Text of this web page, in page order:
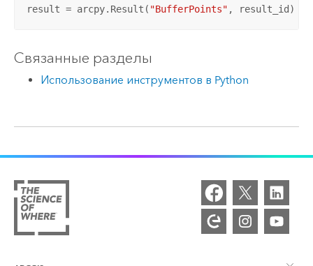
result = arcpy.Result( "BufferPoints" , result_id)
Связанные разделы
Использование инструментов в Python